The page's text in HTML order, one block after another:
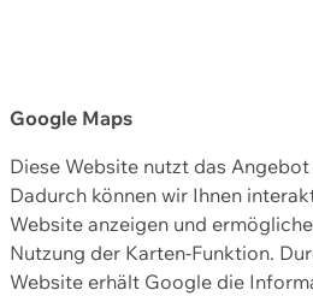
Google Maps
Diese Website nutzt das
Dadurch können wir Ihnen
Website anzeigen und
Nutzung der Karten-Funktion.
Website erhält Google die